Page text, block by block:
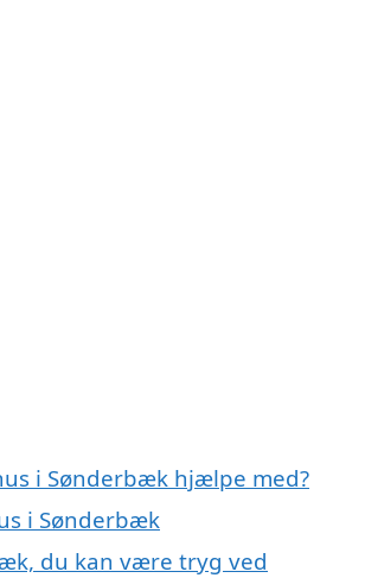
i Sønderbæk hjælpe med?
i Sønderbæk
du kan være tryg ved